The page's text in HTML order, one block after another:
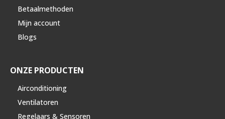
Betaalmethoden
Mijn account
Blogs
ONZE PRODUCTEN
Airconditioning
Ventilatoren
Regelaars & Sensoren